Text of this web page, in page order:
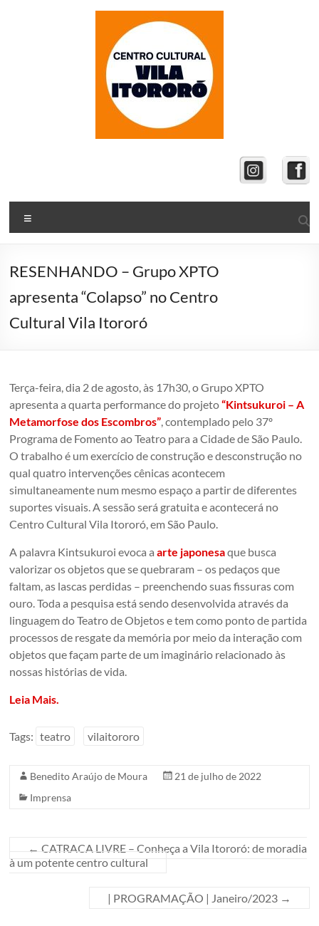
Municipal
de
Cultura
em
de
edificações
dos
anos
1920.
Paulo,
RESENHANDO – Grupo XPTO
apresenta “Colapso” no Centro
Cultural Vila Itororó
Terça-feira, dia 2 de agosto, às 17h30, o Grupo XPTO
apresenta a quarta performance do projeto“Kintsukuroi – A
Metamorfose dos Escombros”, contemplado pelo 37º
Programa de Fomento ao Teatro para a Cidade de São Paulo.
O trabalho é um exercício de construção e desconstrução no
qual quatro intervenções cênicas acontecem
simultaneamente num mesmo espaço a partir de diferentes
suportes visuais. A sessão será gratuita e acontecerá no
Centro Cultural Vila Itororó, em São Paulo.
A palavra Kintsukuroi evoca aarte japonesaque busca
valorizar os objetos que se quebraram – os pedaços que
faltam, as lascas perdidas – preenchendo suas fissuras com
ouro. Toda a pesquisa está sendo desenvolvida através da
linguagem do Teatro de Objetos e tem como ponto de partida
processos de resgate da memória por meio da interação com
objetos que façam parte de um imaginário relacionado às
nossas histórias de vida.
Leia Mais.
Tags: teatro vilaitororo
Benedito Araújo de Moura
21 de julho de 2022
Imprensa
← CATRACA LIVRE – Conheça a Vila Itororó: de moradia
à um potente centro cultural
| PROGRAMAÇÃO | Janeiro/2023 →